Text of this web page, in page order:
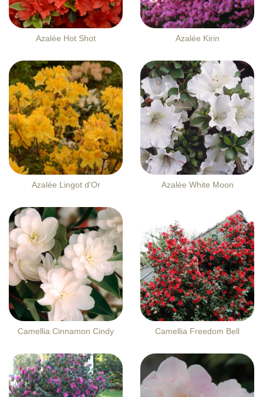
Azalée Hot Shot Azalée Kirin
Azalée Lingot d'Or Azalée White Moon
Camellia Cinnamon Cindy Camellia Freedom Bell